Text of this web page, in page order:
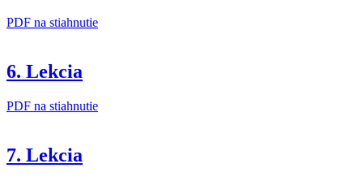
PDF na stiahnutie
6. Lekcia
PDF na stiahnutie
7. Lekcia